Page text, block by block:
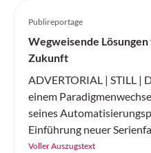
Publireportage
Wegweisende
Zukunft
ADVERTORIAL | STILL |
einem
seines
Einführung neuer
Position als führender
Voller Auszugstext